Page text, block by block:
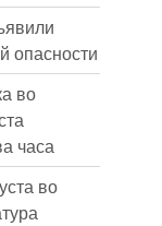
опасности
во
часа
во